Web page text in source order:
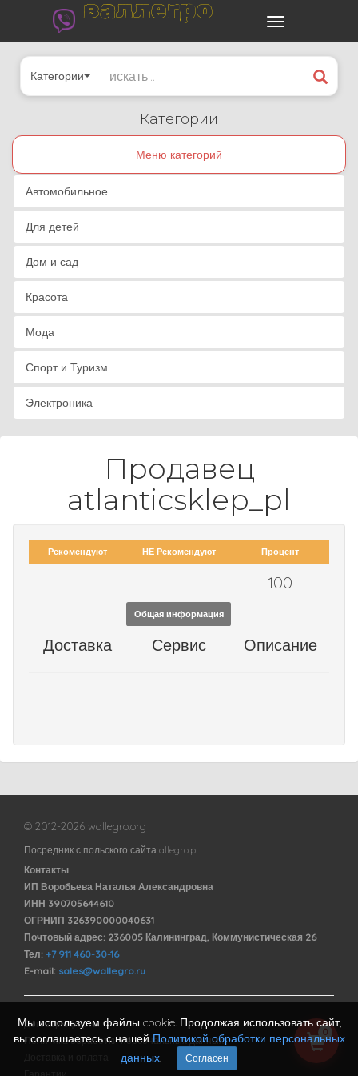
валлегро
Категории
Категории
Меню категорий
Автомобильное
Для детей
Дом и сад
Красота
Мода
Спорт и Туризм
Электроника
Продавец
atlanticsklep_pl
Рекомендуют НЕ Рекомендуют Процент
100
Общая информация
Доставка Сервис Описание
© 2012-2026 wallegro.org
Посредник с польского сайта allegro.pl
Контакты
ИП Воробьева Наталья Александровна
ИНН 390705644610
ОГРНИП 326390000040631
Почтовый адрес: 236005 Калининград, Коммунистическая 26
Тел: +7 911 460-30-16
E-mail: sales@wallegro.ru
Договор оферты
Политика обработки персональных данных
0
Мы используем файлы cookie. Продолжая использовать сайт,
вы соглашаетесь с нашей Политикой обработки персональных
данных
Согласен